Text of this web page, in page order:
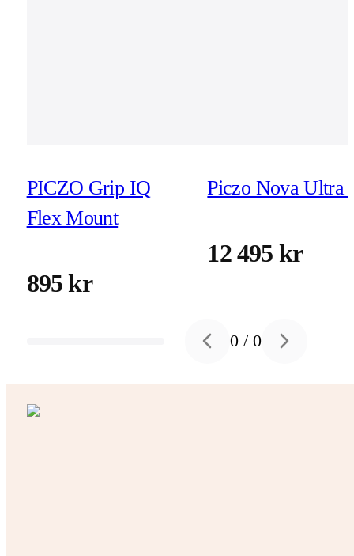
PICZO Grip IQ
Flex Mount
895 kr
Piczo Nova Ultra
12 495 kr
Previous slide
0 /0 Next slide